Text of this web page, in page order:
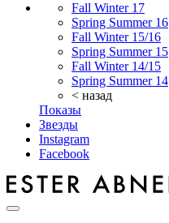
Fall Winter 17
Spring Summer 16
Fall Winter 15/16
Spring Summer 15
Fall Winter 14/15
Spring Summer 14
< назад
Показы
Звезды
Instagram
Facebook